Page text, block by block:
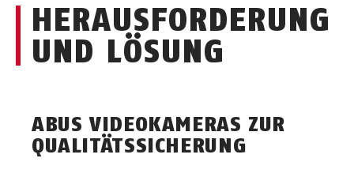
HERAUSFORDERUNG
UND LÖSUNG
ABUS VIDEOKAMERAS ZUR
QUALITÄTSSICHERUNG